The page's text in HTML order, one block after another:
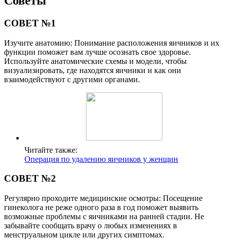
СОВЕТ №1
Изучите анатомию: Понимание расположения яичников и их
функции поможет вам лучше осознать свое здоровье.
Используйте анатомические схемы и модели, чтобы
визуализировать, где находятся яичники и как они
взаимодействуют с другими органами.
Читайте также:
Операция по удалению яичников у женщин
СОВЕТ №2
Регулярно проходите медицинские осмотры: Посещение
гинеколога не реже одного раза в год поможет выявить
возможные проблемы с яичниками на ранней стадии. Не
забывайте сообщать врачу о любых изменениях в
менструальном цикле или других симптомах.